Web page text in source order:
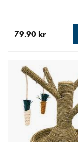
79.90 kr